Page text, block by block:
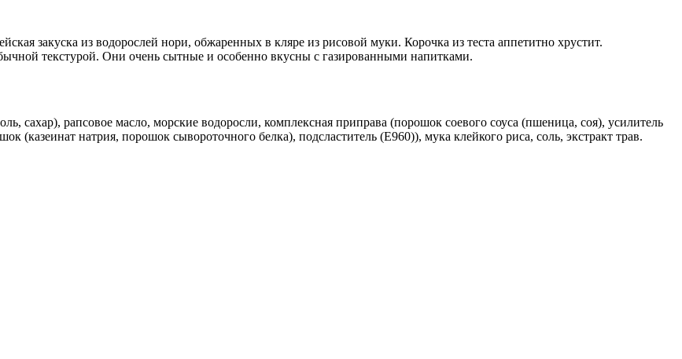
закуска из водорослей нори, обжаренных в кляре из рисовой муки. Корочка из теста аппетитно хрустит.
текстурой. Они очень сытные и особенно вкусны с газированными напитками.
сахар), рапсовое масло, морские водоросли, комплексная приправа (порошок соевого соуса (пшеница, соя), усилитель
(казеинат натрия, порошок сывороточного белка), подсластитель (Е960)), мука клейкого риса, соль, экстракт трав.